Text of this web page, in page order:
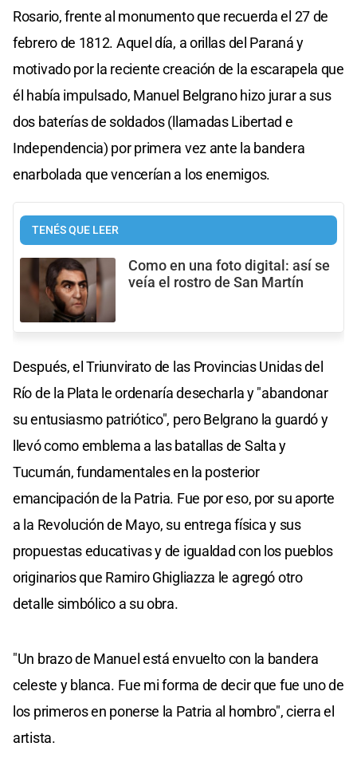
Rosario, frente al monumento que recuerda el 27 de
febrero de 1812. Aquel día, a orillas del Paraná y
motivado por la reciente creación de la escarapela que
él había impulsado, Manuel Belgrano hizo jurar a sus
dos baterías de soldados (llamadas Libertad e
Independencia) por primera vez ante la bandera
enarbolada que vencerían a los enemigos.
TENÉS QUE LEER
Como en una foto digital: así se
veía el rostro de San Martín
Después, el Triunvirato de las Provincias Unidas del
Río de la Plata le ordenaría desecharla y "abandonar
su entusiasmo patriótico", pero Belgrano la guardó y
llevó como emblema a las batallas de Salta y
Tucumán, fundamentales en la posterior
emancipación de la Patria. Fue por eso, por su aporte
a la Revolución de Mayo, su entrega física y sus
propuestas educativas y de igualdad con los pueblos
originarios que Ramiro Ghigliazza le agregó otro
detalle simbólico a su obra.
"Un brazo de Manuel está envuelto con la bandera
celeste y blanca. Fue mi forma de decir que fue uno de
los primeros en ponerse la Patria al hombro", cierra el
artista.